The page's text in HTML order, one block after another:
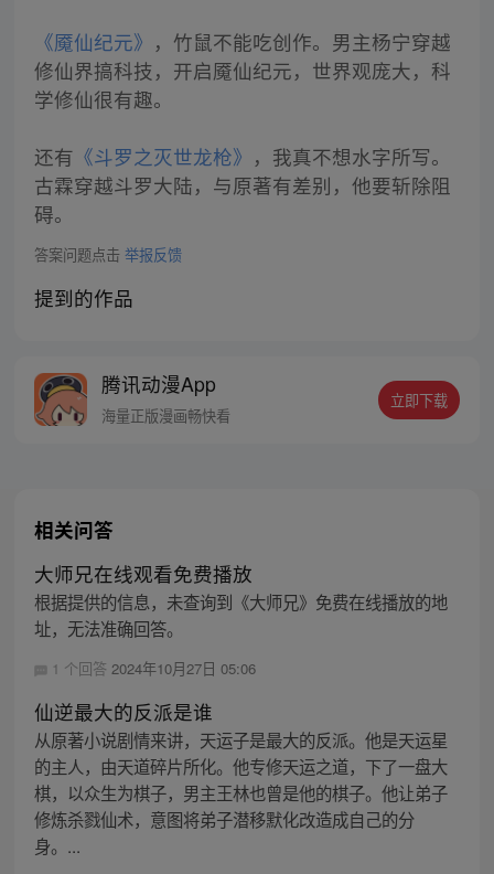
《魇仙纪元》 ，竹鼠不能吃创作。男主杨宁穿越
修仙界搞科技，开启魇仙纪元，世界观庞大，科
学修仙很有趣。
还有 《斗罗之灭世龙枪》 ，我真不想水字所写。
古霖穿越斗罗大陆，与原著有差别，他要斩除阻
碍。
答案问题点击 举报反馈
提到的作品
腾讯动漫App
海量正版漫画畅快看
立即下载
相关问答
大师兄在线观看免费播放
根据提供的信息，未查询到《大师兄》免费在线播放的地
址，无法准确回答。
1 个回答 2024年10月27日 05:06
仙逆最大的反派是谁
从原著小说剧情来讲，天运子是最大的反派。他是天运星
的主人，由天道碎片所化。他专修天运之道，下了一盘大
棋，以众生为棋子，男主王林也曾是他的棋子。他让弟子
修炼杀戮仙术，意图将弟子潜移默化改造成自己的分
身。...